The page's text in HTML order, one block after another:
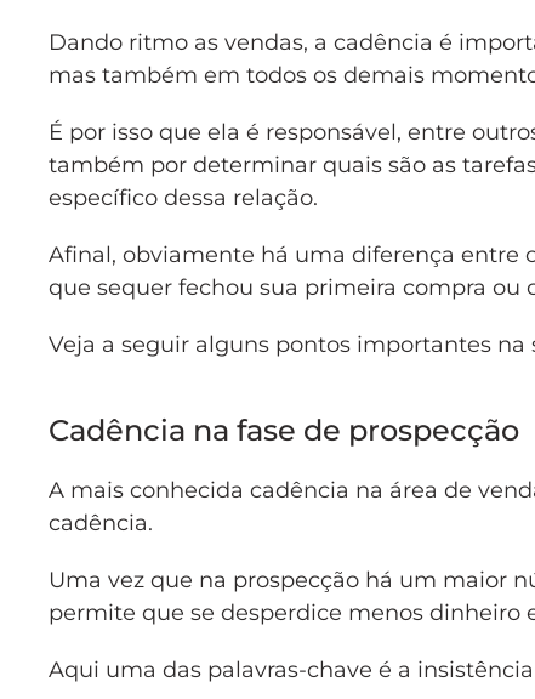
Dando ritmo as vendas, a cadência é
mas também em todos os demais
É por isso que ela é responsável, entre
também por determinar quais são as
específico dessa relação.
Afinal, obviamente há uma diferença entre
que sequer fechou sua primeira compra ou
Veja a seguir alguns pontos importantes
Cadência na fase de prospecção
A mais conhecida cadência na área de
cadência.
Uma vez que na prospecção há um maior
permite que se desperdice menos dinheiro
Aqui uma das palavras-chave é a